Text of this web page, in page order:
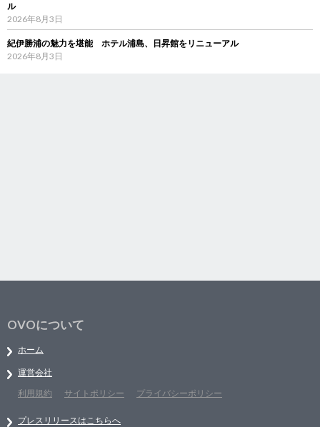
ル
2026年8月3日
紀伊勝浦の魅力を堪能 ホテル浦島、日昇館をリニューアル
2026年8月3日
OVOについて
ホーム
運営会社
利用規約
サイトポリシー プライバシーポリシー
プレスリリースはこちらへ